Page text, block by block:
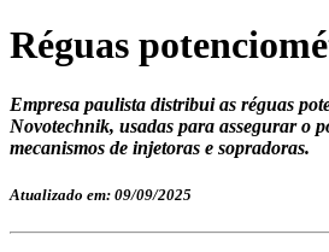
Réguas
Empresa paulista distribui as réguas
Novotechnik, usadas para assegurar o
mecanismos de injetoras e sopradoras.
Atualizado em: 09/09/2025